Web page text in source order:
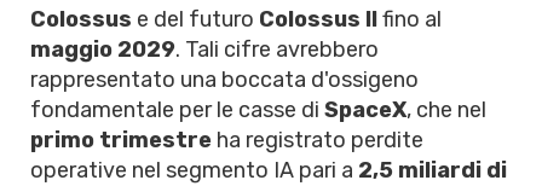
Colossus e del futuro Colossus IIfino al
maggio 2029. Tali cifre avrebbero
rappresentato una boccata d'ossigeno
fondamentale per le casse di SpaceX, che nel
primo trimestre ha registrato perdite
operative nel segmento IA pari a 2,5 miliardi di